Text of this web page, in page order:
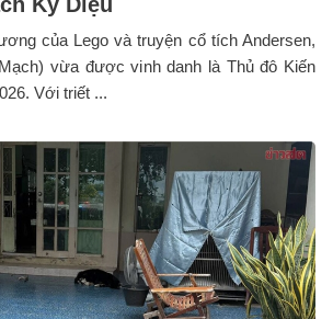
của Lego và truyện cổ tích Andersen,
vừa được vinh danh là Thủ đô Kiến
Với triết ...